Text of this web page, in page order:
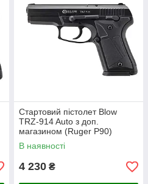
Стартовий пістолет Blow
TRZ-914 Auto з доп.
магазином (Ruger P90)
В наявності
4 230 ₴